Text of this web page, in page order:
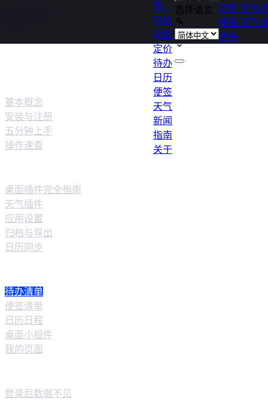
签、
日历
功能
定价
待办
日历
便签
天气
新闻
指南
关于
选择语言 功能 定价
便签 天气
关于
基本概念
安装与注册
五分钟上手
操作速查
桌面插件完全指南
天气插件
应用设置
归档与导出
日历同步
待办清单
便签清单
日历日程
桌面小组件
我的页面
登录后数据不见